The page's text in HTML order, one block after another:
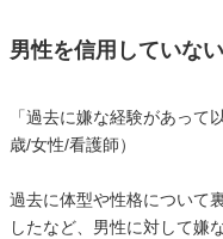
男性を信用していない
「過去に嫌な経験があっ
歳/女性/看護師）
過去に体型や性格について
したなど、男性に対して嫌